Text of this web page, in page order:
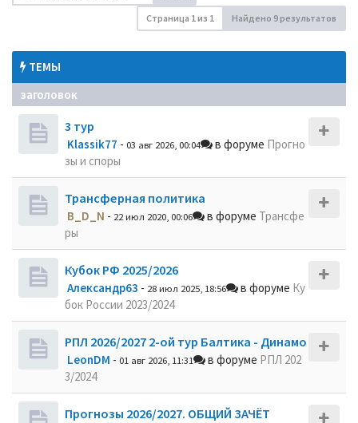
Страница 1из 1 Найдено 9 результатов
ТЕМЫ
заголовок
3 тур
Klassik77 - 03 авг 2026, 00:04 в форуме Прогно
зы и споры
Трансферная политика
B_D_N - 22 июл 2020, 00:06 в форуме Трансфе
ры
Кубок РФ 2025/2026
Александр63 - 28 июл 2025, 18:56 в форуме Ку
бок России 2023/2024
РПЛ 2026/2027 2-ой тур Балтика - Динамо
LeonDM - 01 авг 2026, 11:31 в форуме РПЛ 202
3/2024
Прогнозы 2026/2027. ОБЩИЙ ЗАЧЁТ